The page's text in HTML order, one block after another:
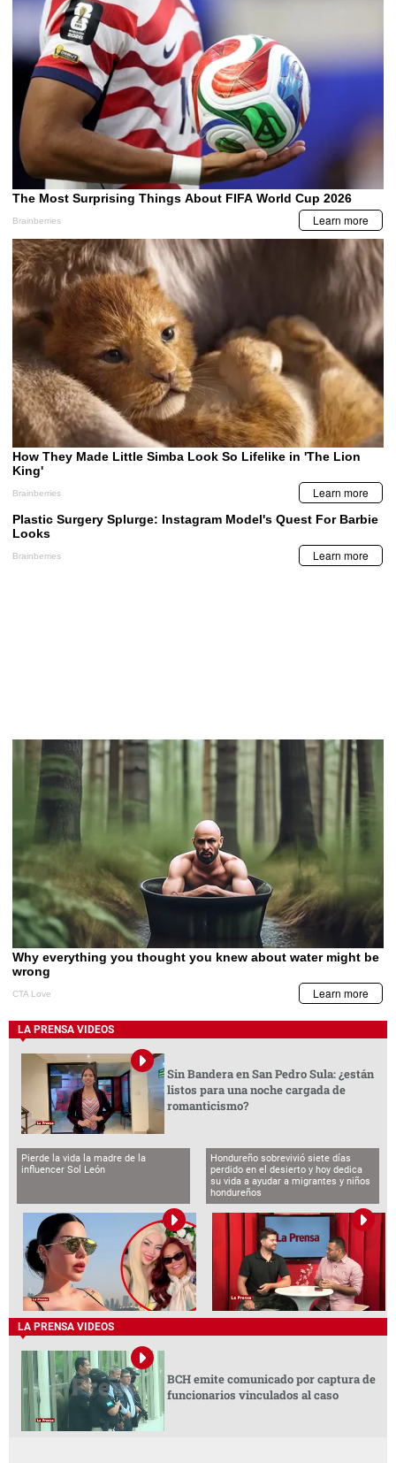
LA PRENSA VIDEOS
Sin Bandera en San Pedro Sula: ¿están
listos para una noche cargada de
romanticismo?
Pierde la vida la madre de la
influencer Sol León
Hondureño sobrevivió siete días
perdido en el desierto y hoy dedica
su vida a ayudar a migrantes y niños
hondureños
LA PRENSA VIDEOS
BCH emite comunicado por captura de
funcionarios vinculados al caso